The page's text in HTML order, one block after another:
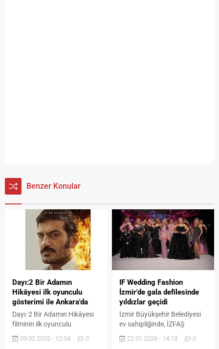
Benzer Konular
Dayı:2 Bir Adamın
Hikâyesi ilk oyunculu
gösterimi ile Ankara'da
Dayı: 2 Bir Adamın Hikâyesi
filminin ilk oyunculu
Next Level alışveriş
09.02.2025 - 12:04 0
IF Wedding Fashion
İzmir'de gala defilesinde
yıldızlar geçidi
İzmir Büyükşehir Belediyesi
ev sahipliğinde, İZFAŞ
Sanayicileri Derneği iş
22.01.2026 - 14:13 0